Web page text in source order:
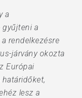
a
gyűjteni a
rendelkezésre
járvány okozta
Európai
lesz a